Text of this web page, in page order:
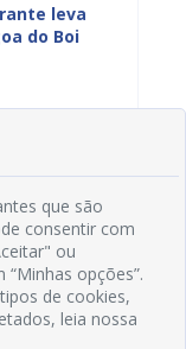
leva
do Boi
que são
consentir com
ou
opções”.
de cookies,
leia nossa